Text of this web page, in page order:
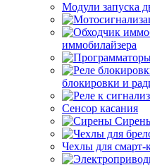
Модули запуска
иммобилайзера
блокировки и
Сенсор касания
Чехлы для смарт-